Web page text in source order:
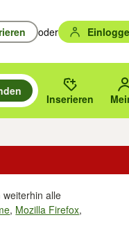
oder
und mit Eingabetaste
oder Vorschläge
Orts oder PLZ.
Inserieren
alle
, Mozilla Firefox,